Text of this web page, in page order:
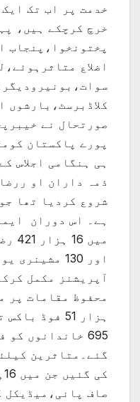
خرچ کرچکے ہیں،
پختونخوا،پنجاب
کلاڈبرسٹ،بارشوں
صورتحال نے
ہی ہنگامی اجلاس
ذمہ داران او
ہے۔ اس دوران
695 خاندانوں
صاف پانی،میڈیکل